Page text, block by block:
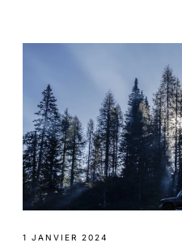
1 JANVIER 2024